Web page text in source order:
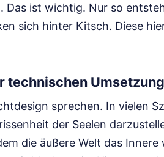
Das ist wichtig. Nur so
sich hinter Kitsch. Diese
technischen Umsetzung
sprechen. In vielen
der Seelen
die äußere Welt das